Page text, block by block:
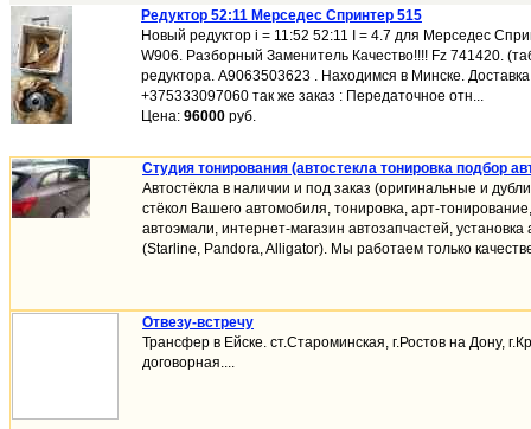
Редуктор 52:11 Мерседес Спринтер 515
Новый редуктор i = 11:52 52:11 I = 4.7 для Мерседес
W906. Разборный Заменитель Качество!!!! Fz 741420.
редуктора. A9063503623 . Находимся в Минске.
+375333097060 так же заказ : Передаточное отн...
Цена: 96000 руб.
Студия тонирования (автостекла тонировка подбор
Автостёкла в наличии и под заказ (оригинальные и
стёкол Вашего автомобиля, тонировка, арт-
автоэмали, интернет-магазин автозапчастей, установка
(Starline, Pandora, Alligator). Мы работаем только
Отвезу-встречу
Трансфер в Ейске. ст.Староминская, г.Ростов на Дону,
договорная....